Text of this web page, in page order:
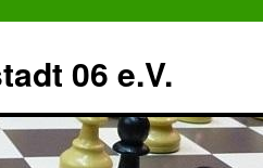
06 e.V.